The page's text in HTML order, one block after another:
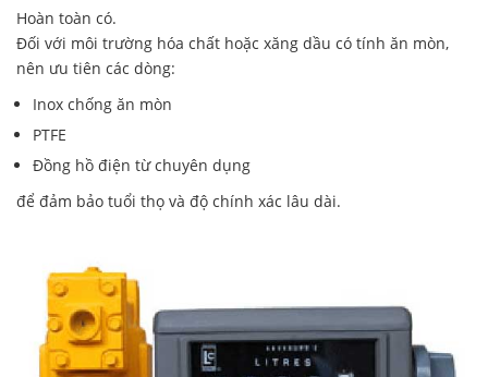
Hoàn toàn có.
Đối với môi trường hóa chất hoặc xăng dầu có tính ăn mòn,
nên ưu tiên các dòng:
Inox chống ăn mòn
PTFE
Đồng hồ điện từ chuyên dụng
để đảm bảo tuổi thọ và độ chính xác lâu dài.